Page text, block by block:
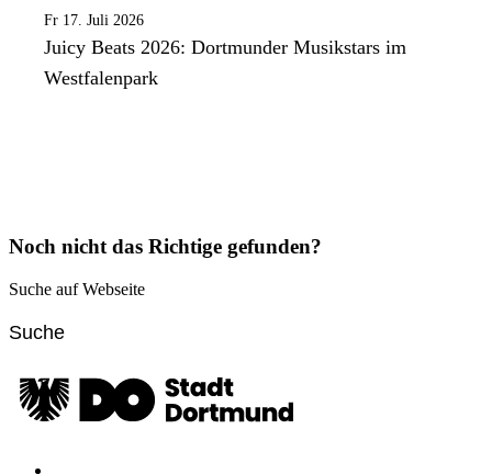
Fr 17. Juli 2026
Juicy Beats 2026: Dortmunder Musikstars im
Westfalenpark
Noch nicht das Richtige gefunden?
Suche auf Webseite